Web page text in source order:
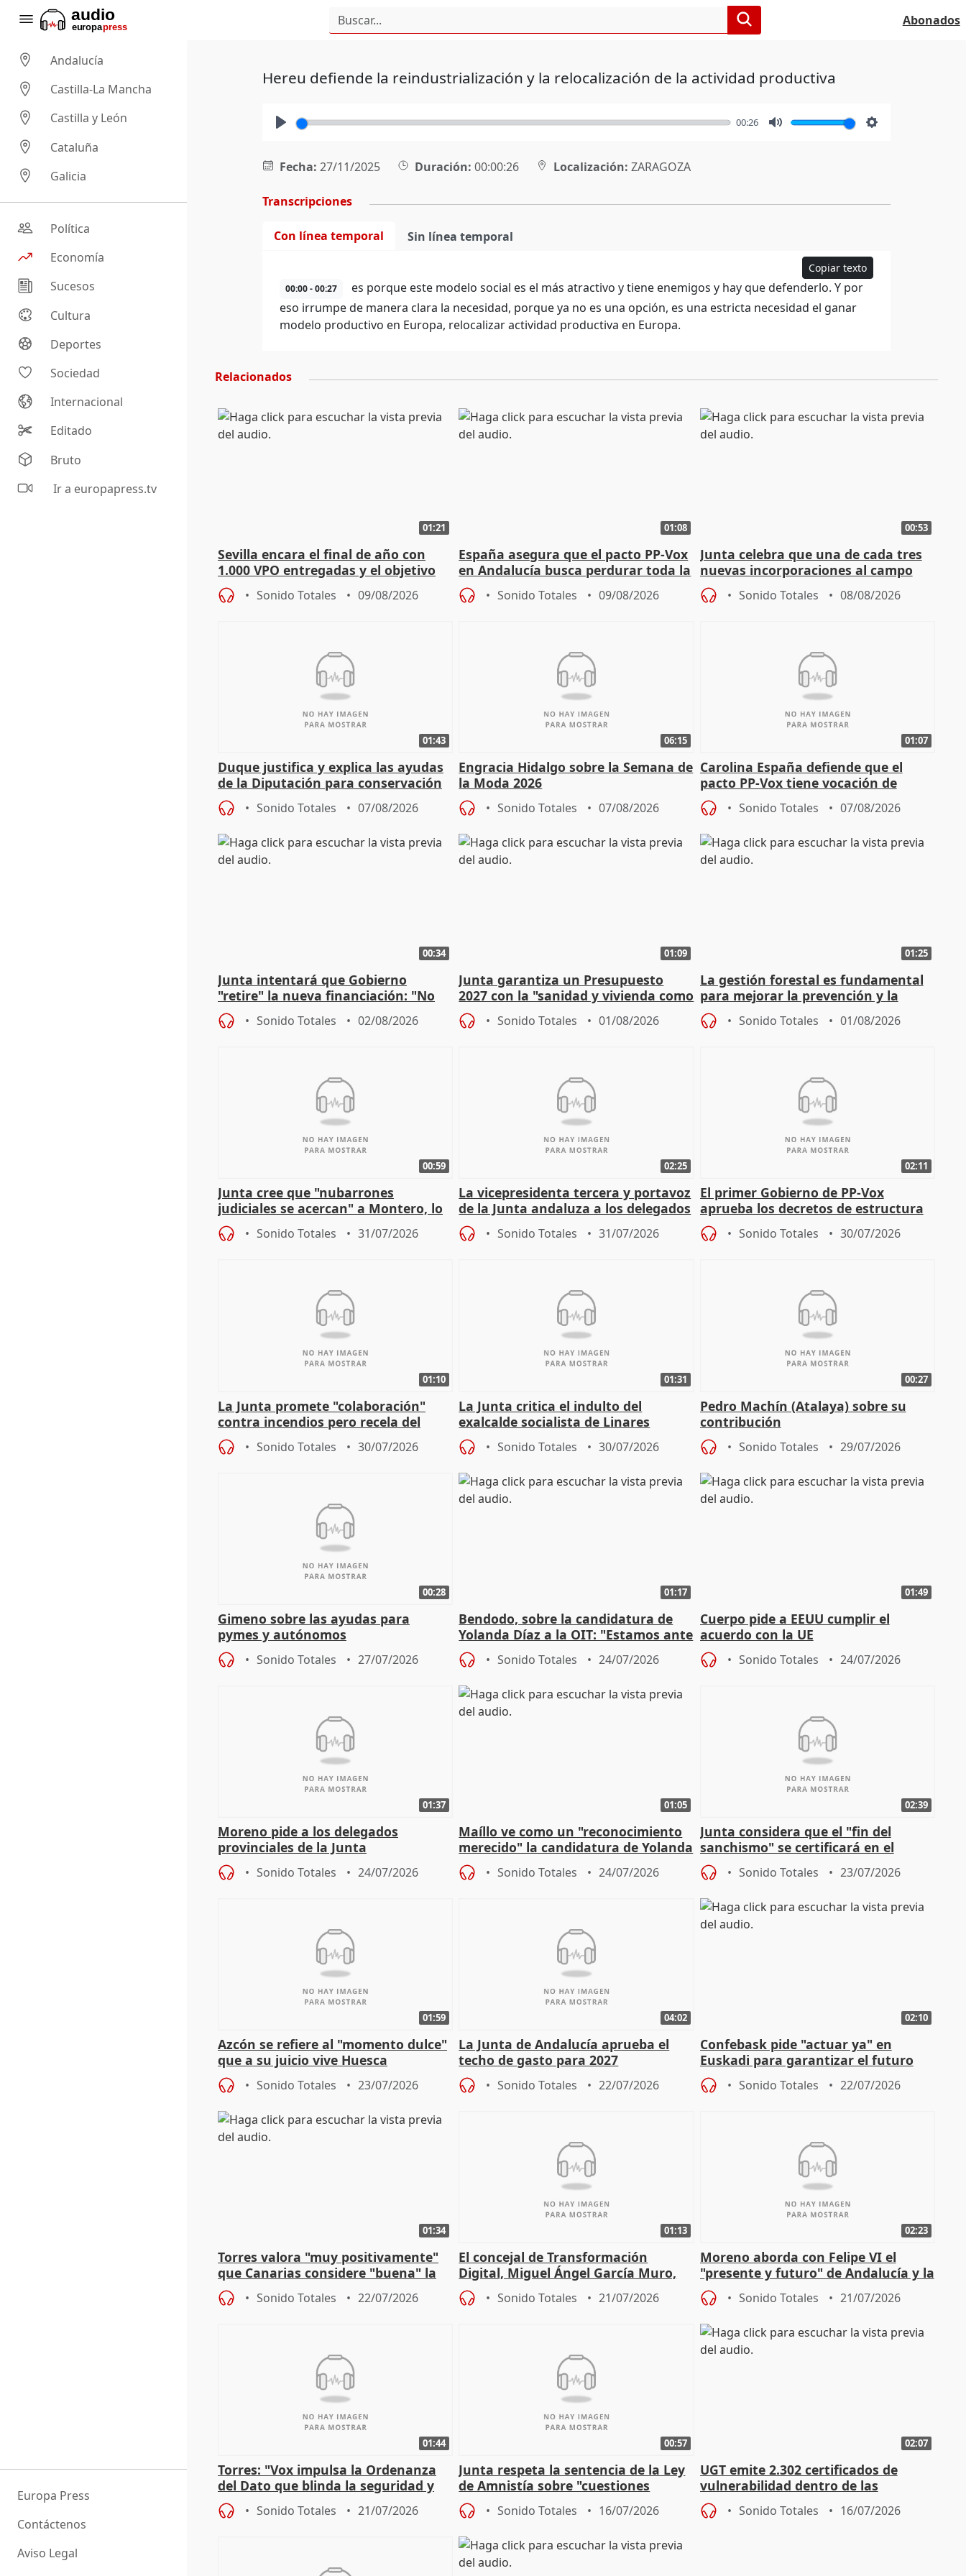
Abonados
Andalucía
Castilla-La Mancha
Castilla y León
Cataluña
Galicia
Política
Economía
Sucesos
Cultura
Deportes
Sociedad
Internacional
Editado
Bruto
Ir a europapress.tv
Europa Press
Contáctenos
Aviso Legal
Hereu defiende la reindustrialización y la relocalización de la actividad productiva
00:26
Fecha: 27/11/2025 Duración: 00:00:26 Localización: ZARAGOZA
Transcripciones
Con línea temporal Sin línea temporal
Copiar texto
00:00 - 00:27
es porque este modelo social es el más atractivo y tiene enemigos y hay que defenderlo. Y por
eso irrumpe de manera clara la necesidad, porque ya no es una opción, es una estricta necesidad el ganar
modelo productivo en Europa, relocalizar actividad productiva en Europa.
Relacionados
01:21
Sevilla encara el final de año con
1.000 VPO entregadas y el objetivo
de abaratar precios
Sonido Totales 09/08/2026
01:08
España asegura que el pacto PP-Vox
en Andalucía busca perdurar toda la
legislatura
Sonido Totales 09/08/2026
00:53
Junta celebra que una de cada tres
nuevas incorporaciones al campo
andaluz son mujeres jóvenes
Sonido Totales 08/08/2026
01:43
Duque justifica y explica las ayudas
de la Diputación para conservación
del patrimonio
Sonido Totales 07/08/2026
06:15
Engracia Hidalgo sobre la Semana de
la Moda 2026
Sonido Totales 07/08/2026
01:07
Carolina España defiende que el
pacto PP-Vox tiene vocación de
"durar toda la legislatura"
Sonido Totales 07/08/2026
00:34
Junta intentará que Gobierno
"retire" la nueva financiación: "No
puede ser saqueo a las arcas"
Sonido Totales 02/08/2026
01:09
Junta garantiza un Presupuesto
2027 con la "sanidad y vivienda como
prioridades"
Sonido Totales 01/08/2026
01:25
La gestión forestal es fundamental
para mejorar la prevención y la
actuación frente a incendios
Sonido Totales 01/08/2026
00:59
Junta cree que "nubarrones
judiciales se acercan" a Montero, lo
que la lleva a estar en el "ruido pe
Sonido Totales 31/07/2026
02:25
La vicepresidenta tercera y portavoz
de la Junta andaluza a los delegados
territoriales en Málaga
Sonido Totales 31/07/2026
02:11
El primer Gobierno de PP-Vox
aprueba los decretos de estructura
de sus consejerías
Sonido Totales 30/07/2026
01:10
La Junta promete "colaboración"
contra incendios pero recela del
pacto de Estado de Sánchez
Sonido Totales 30/07/2026
01:31
La Junta critica el indulto del
exalcalde socialista de Linares
"condenado por corrupción"
Sonido Totales 30/07/2026
00:27
Pedro Machín (Atalaya) sobre su
contribución
Sonido Totales 29/07/2026
00:28
Gimeno sobre las ayudas para
pymes y autónomos
Sonido Totales 27/07/2026
01:17
Bendodo, sobre la candidatura de
Yolanda Díaz a la OIT: "Estamos ante
un plan de evacuación"
Sonido Totales 24/07/2026
01:49
Cuerpo pide a EEUU cumplir el
acuerdo con la UE
Sonido Totales 24/07/2026
01:37
Moreno pide a los delegados
provinciales de la Junta
"determinación para afrontar los
retos", diálog
Sonido Totales 24/07/2026
01:05
Maíllo ve como un "reconocimiento
merecido" la candidatura de Yolanda
Díaz a la OIT
Sonido Totales 24/07/2026
02:39
Junta considera que el "fin del
sanchismo" se certificará en el
Congreso con la "caída" del techo de
Sonido Totales 23/07/2026
01:59
Azcón se refiere al "momento dulce"
que a su juicio vive Huesca
Sonido Totales 23/07/2026
04:02
La Junta de Andalucía aprueba el
techo de gasto para 2027
Sonido Totales 22/07/2026
02:10
Confebask pide "actuar ya" en
Euskadi para garantizar el futuro
con un pacto de país
Sonido Totales 22/07/2026
01:34
Torres valora "muy positivamente"
que Canarias considere "buena" la
propuesta del CPFF
Sonido Totales 22/07/2026
01:13
El concejal de Transformación
Digital, Miguel Ángel García Muro,
sobre la Ordenanza del Dato
Sonido Totales 21/07/2026
02:23
Moreno aborda con Felipe VI el
"presente y futuro" de Andalucía y la
preocupación por los incendios
Sonido Totales 21/07/2026
01:44
Torres: "Vox impulsa la Ordenanza
del Dato que blinda la seguridad y
los derechos ante al control"
Sonido Totales 21/07/2026
00:57
Junta respeta la sentencia de la Ley
de Amnistía sobre "cuestiones
técnicas" que "no avalan la const
Sonido Totales 16/07/2026
02:07
UGT emite 2.302 certificados de
vulnerabilidad dentro de las
solicitudes de regulación C-LM
Sonido Totales 16/07/2026